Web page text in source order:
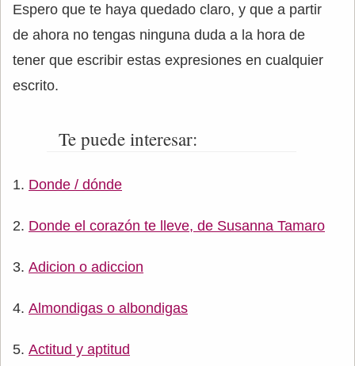
Espero que te haya quedado claro, y que a partir
de ahora no tengas ninguna duda a la hora de
tener que escribir estas expresiones en cualquier
escrito.
Te puede interesar:
Donde / dónde
Donde el corazón te lleve, de Susanna Tamaro
Adicion o adiccion
Almondigas o albondigas
Actitud y aptitud